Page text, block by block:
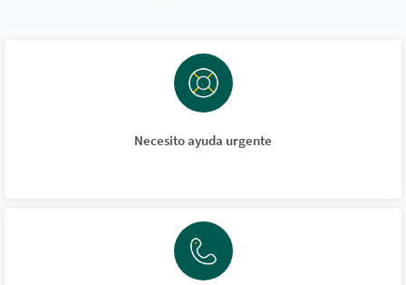
Necesito ayuda urgente